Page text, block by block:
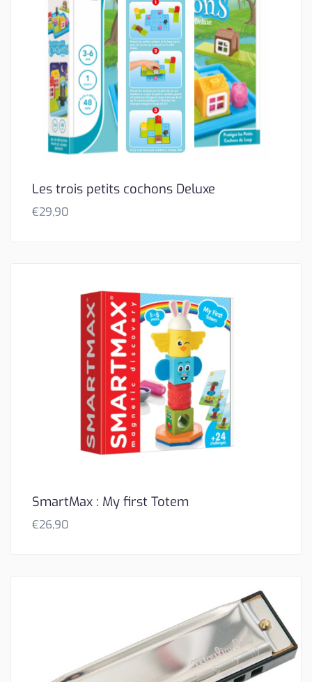
Les trois petits cochons Deluxe
€29,90
SmartMax : My first Totem
€26,90